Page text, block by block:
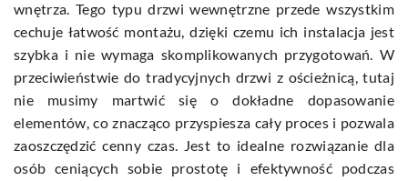
wnętrza. Tego typu drzwi wewnętrzne przede wszystkim
cechuje łatwość montażu, dzięki czemu ich instalacja jest
szybka i nie wymaga skomplikowanych przygotowań. W
przeciwieństwie do tradycyjnych drzwi z ościeżnicą, tutaj
nie musimy martwić się o dokładne dopasowanie
elementów, co znacząco przyspiesza cały proces i pozwala
zaoszczędzić cenny czas. Jest to idealne rozwiązanie dla
osób ceniących sobie prostotę i efektywność podczas